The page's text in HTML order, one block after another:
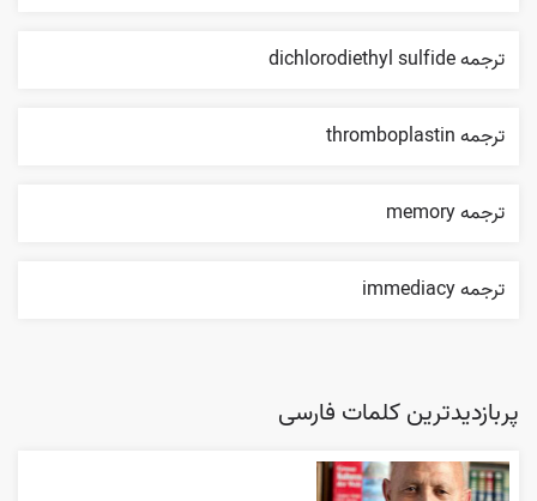
ترجمه dichlorodiethyl sulfide
ترجمه thromboplastin
ترجمه memory
ترجمه immediacy
پربازدیدترین کلمات فارسی